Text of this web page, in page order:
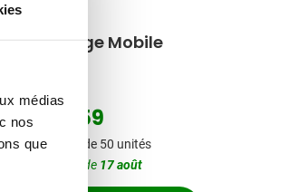
médias
nos
que
008
de charge Mobile
de2,66 1,59
à partir de 50 unités
à partir de 17 août